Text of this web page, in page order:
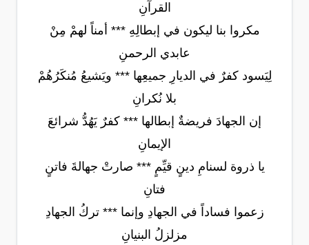
القرآنِ
مكروا بنا ليكون في إبطالِهِ *** أمناً لهمْ مِنْ
عابدي الرحمنِ
لِيَسود كفرٌ في الديارِ جميعِها *** ويَشيعُ مُنكَرُهُمْ
بلا نُكرانِ
إن الجهادَ فريضةٌ إبطالها *** كفرٌ يَهُدُّ شرائعَ
الإيمانِ
يا ذروة لسنامِ دينٍ قيِّمٍ *** صارتْ جهالةَ فاتنٍ
فتانِ
زعموا فساداً في الجهادِ وإنما *** تركُ الجهادِ
مزلزلُ البنيانِ